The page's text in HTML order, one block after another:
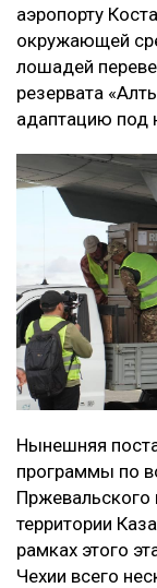
аэропорту
окружающей
лошадей
резервата
адаптацию под
Нынешняя
программы по
Пржевальского
территории
рамках этого
Чехии всего